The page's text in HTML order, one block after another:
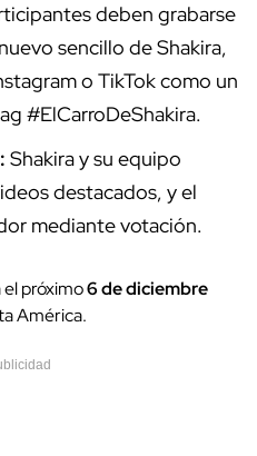
deben grabarse
sencillo de Shakira,
o TikTok como un
#ElCarroDeShakira.
Shakira y su equipo
destacados, y el
mediante votación.
el próximo6 de diciembre
América.